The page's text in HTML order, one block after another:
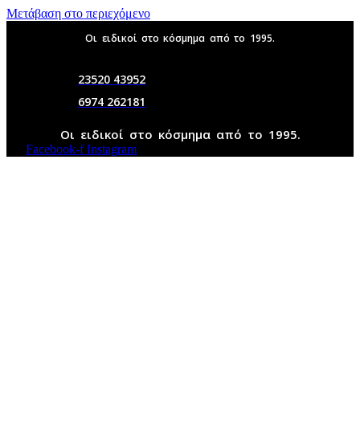
Μετάβαση στο περιεχόμενο
Οι ειδικοί στο κόσμημα από το 1995.
23520 43952
6974 262181
Οι ειδικοί στο κόσμημα από το 1995.
Facebook-f Instagram